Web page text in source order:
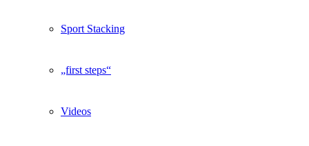
Sport Stacking
„first steps“
Videos